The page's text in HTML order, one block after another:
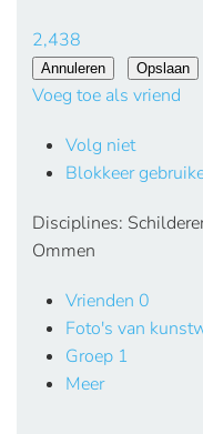
2,438
Voeg toe als vriend
Volg niet
Blokkeer
Disciplines:
Ommen
Vrienden 0
Foto's van
Groep 1
Meer